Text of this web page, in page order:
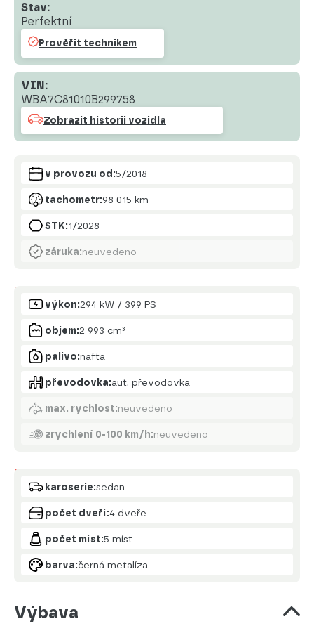
Stav:
Perfektní
Prověřit technikem
VIN:
WBA7C81010B299758
Zobrazit historii vozidla
v provozu od:5/2018
tachometr:98 015 km
STK:1/2028
záruka:neuvedeno
Motor
výkon:294 kW / 399 PS
objem:2 993 cm³
palivo:nafta
převodovka:aut. převodovka
max. rychlost:neuvedeno
zrychlení 0-100 km/h:neuvedeno
Karoserie
karoserie:sedan
počet dveří:4 dveře
počet míst:5 míst
barva:černá metalíza
Výbava